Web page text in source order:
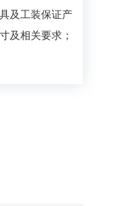
及工装保证产
及相关要求；